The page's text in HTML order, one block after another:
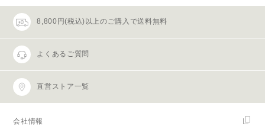
8,800円(税込)以上のご購入で送料無料
よくあるご質問
直営ストア一覧
会社情報